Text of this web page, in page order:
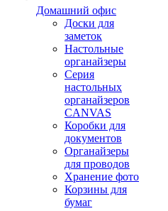
Домашний офис
Доски для
заметок
Настольные
органайзеры
Серия
настольных
органайзеров
CANVAS
Коробки для
документов
Органайзеры
для проводов
Хранение фото
Корзины для
бумаг